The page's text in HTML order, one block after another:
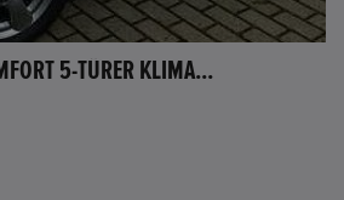
5-TÜRER KLIMA...